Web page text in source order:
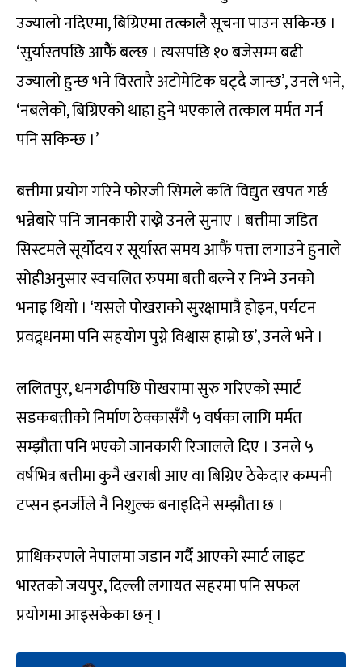
उज्यालो नदिएमा, बिग्रिएमा तत्कालै सूचना पाउन सकिन्छ ।
‘सुर्यास्तपछि आफैैं बल्छ । त्यसपछि १० बजेसम्म बढी
उज्यालो हुन्छ भने विस्तारै अटोमेटिक घट्दै जान्छ’, उनले भने,
‘नबलेको, बिग्रिएको थाहा हुने भएकाले तत्काल मर्मत गर्न
पनि सकिन्छ ।’
बत्तीमा प्रयोग गरिने फोरजी सिमले कति विद्युत खपत गर्छ
भन्नेबारे पनि जानकारी राख्ने उनले सुनाए । बत्तीमा जडित
सिस्टमले सूर्योदय र सूर्यास्त समय आफैं पत्ता लगाउने हुनाले
सोहीअनुसार स्वचलित रुपमा बत्ती बल्ने र निभ्ने उनको
भनाइ थियो । ‘यसले पोखराको सुरक्षामात्रै होइन, पर्यटन
प्रवद्र्धनमा पनि सहयोग पुग्ने विश्वास हाम्रो छ’, उनले भने ।
ललितपुर, धनगढीपछि पोखरामा सुरु गरिएको स्मार्ट
सडकबत्तीको निर्माण ठेक्कासँगै ५ वर्षका लागि मर्मत
सम्झौता पनि भएको जानकारी रिजालले दिए । उनले ५
वर्षभित्र बत्तीमा कुनै खराबी आए वा बिग्रिए ठेकेदार कम्पनी
टप्सन इनर्जीले नै निशुल्क बनाइदिने सम्झौता छ ।
प्राधिकरणले नेपालमा जडान गर्दै आएको स्मार्ट लाइट
भारतको जयपुर, दिल्ली लगायत सहरमा पनि सफल
प्रयोगमा आइसकेका छन् ।